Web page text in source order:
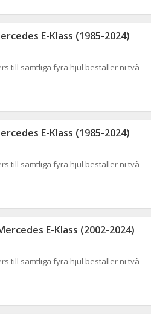
E-Klass (1985-2024)
till samtliga fyra hjul beställer ni två
E-Klass (1985-2024)
till samtliga fyra hjul beställer ni två
E-Klass (2002-2024)
till samtliga fyra hjul beställer ni två